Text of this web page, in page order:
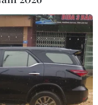
Nam sớm vượt
19.